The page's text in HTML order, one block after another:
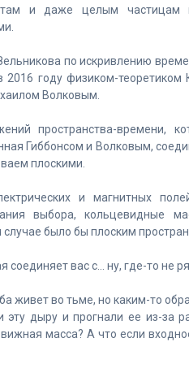
и даже целым частицам
по искривлению
году физиком-теоретиком
Волковым.
пространства-
Гиббонсом и Волковым,
плоскими.
и магнитных
выбора, кольцевидные
было бы плоским
соединяет вас с… ну, где-то не
живет во тьме, но каким-то
дыру и прогнали ее из-за
масса? А что если